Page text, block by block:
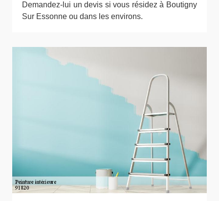
Demandez-lui un devis si vous résidez à Boutigny
Sur Essonne ou dans les environs.